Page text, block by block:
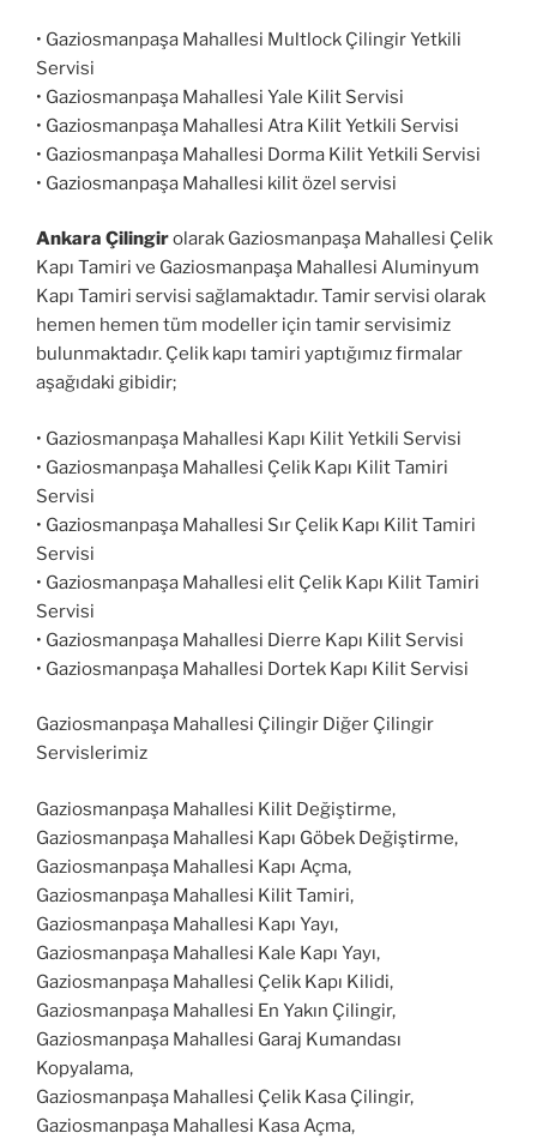
• Gaziosmanpaşa Mahallesi Multlock Çilingir Yetkili
Servisi
• Gaziosmanpaşa Mahallesi Yale Kilit Servisi
• Gaziosmanpaşa Mahallesi Atra Kilit Yetkili Servisi
• Gaziosmanpaşa Mahallesi Dorma Kilit Yetkili Servisi
• Gaziosmanpaşa Mahallesi kilit özel servisi
Ankara Çilingirolarak Gaziosmanpaşa Mahallesi Çelik
Kapı Tamiri ve Gaziosmanpaşa Mahallesi Aluminyum
Kapı Tamiri servisi sağlamaktadır. Tamir servisi olarak
hemen hemen tüm modeller için tamir servisimiz
bulunmaktadır. Çelik kapı tamiri yaptığımız firmalar
aşağıdaki gibidir;
• Gaziosmanpaşa Mahallesi Kapı Kilit Yetkili Servisi
• Gaziosmanpaşa Mahallesi Çelik Kapı Kilit Tamiri
Servisi
• Gaziosmanpaşa Mahallesi Sır Çelik Kapı Kilit Tamiri
Servisi
• Gaziosmanpaşa Mahallesi elit Çelik Kapı Kilit Tamiri
Servisi
• Gaziosmanpaşa Mahallesi Dierre Kapı Kilit Servisi
• Gaziosmanpaşa Mahallesi Dortek Kapı Kilit Servisi
Gaziosmanpaşa Mahallesi Çilingir Diğer Çilingir
Servislerimiz
Gaziosmanpaşa Mahallesi Kilit Değiştirme,
Gaziosmanpaşa Mahallesi Kapı Göbek Değiştirme,
Gaziosmanpaşa Mahallesi Kapı Açma,
Gaziosmanpaşa Mahallesi Kilit Tamiri,
Gaziosmanpaşa Mahallesi Kapı Yayı,
Gaziosmanpaşa Mahallesi Kale Kapı Yayı,
Gaziosmanpaşa Mahallesi Çelik Kapı Kilidi,
Gaziosmanpaşa Mahallesi En Yakın Çilingir,
Gaziosmanpaşa Mahallesi Garaj Kumandası
Kopyalama,
Gaziosmanpaşa Mahallesi Çelik Kasa Çilingir,
Gaziosmanpaşa Mahallesi Kasa Açma,